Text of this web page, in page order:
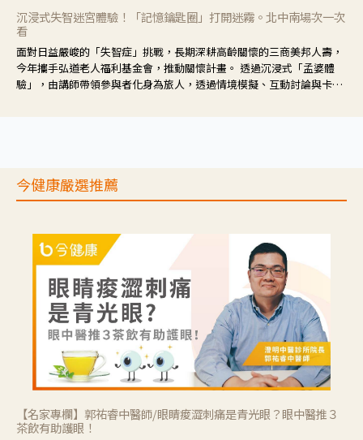
沉浸式失智迷宮體驗！「記憶鑰匙圈」打開迷霧。北中南場次一次
看
面對日益嚴峻的「失智症」挑戰，長期深耕高齡關懷的三商美邦人壽，
今年攜手弘道老人福利基金會，推動關懷計畫。 透過沉浸式「孟婆體
驗」，由講師帶領參與者化身為旅人，透過情境模擬、互動討論與卡牌
今健康嚴選推薦
【名家專欄】郭祐睿中醫師/眼睛痠澀刺痛是青光眼？眼中醫推３
茶飲有助護眼！